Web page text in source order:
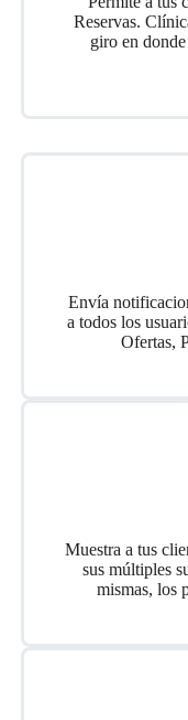
Reservas.
giro en
Envía
a todos los
Ofertas,
Muestra a tus
sus múltiples
mismas, los